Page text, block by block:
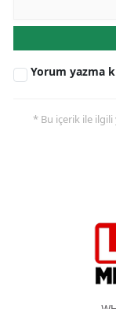
Yorum yazma
* Bu içerik ile ilgili